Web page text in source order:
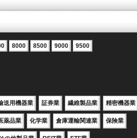
8000 8500 9000 9500
送用機器業 証券業 繊維製品業 精密機器業
薬品業 化学業 倉庫運輸関連業 保険業